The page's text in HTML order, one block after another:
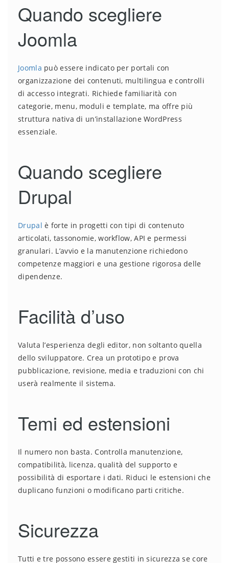
Quando scegliere
Joomla
Joomla può essere indicato per portali con
organizzazione dei contenuti, multilingua e controlli
di accesso integrati. Richiede familiarità con
categorie, menu, moduli e template, ma offre più
struttura nativa di un’installazione WordPress
essenziale.
Quando scegliere
Drupal
Drupal è forte in progetti con tipi di contenuto
articolati, tassonomie, workflow, API e permessi
granulari. L’avvio e la manutenzione richiedono
competenze maggiori e una gestione rigorosa delle
dipendenze.
Facilità d’uso
Valuta l’esperienza degli editor, non soltanto quella
dello sviluppatore. Crea un prototipo e prova
pubblicazione, revisione, media e traduzioni con chi
userà realmente il sistema.
Temi ed estensioni
Il numero non basta. Controlla manutenzione,
compatibilità, licenza, qualità del supporto e
possibilità di esportare i dati. Riduci le estensioni che
duplicano funzioni o modificano parti critiche.
Sicurezza
Tutti e tre possono essere gestiti in sicurezza se core